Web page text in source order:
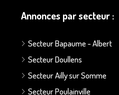
Annonces par secteur :
Secteur Bapaume - Albert
Secteur Doullens
Secteur Ailly sur Somme
Secteur Poulainville